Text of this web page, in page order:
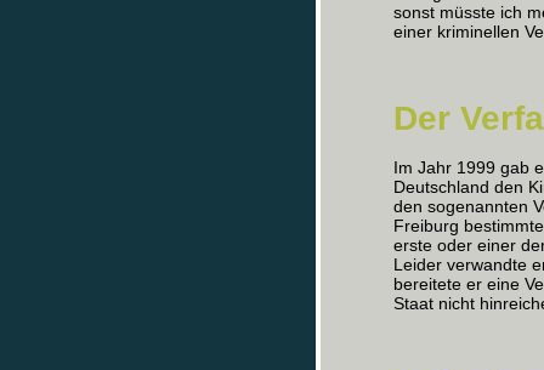
sonst müsste ich
einer kriminellen
Der
Im Jahr 1999 gab
Deutschland den
den sogenannten
Freiburg
erste oder einer
Leider verwandte
bereitete er eine
Staat nicht